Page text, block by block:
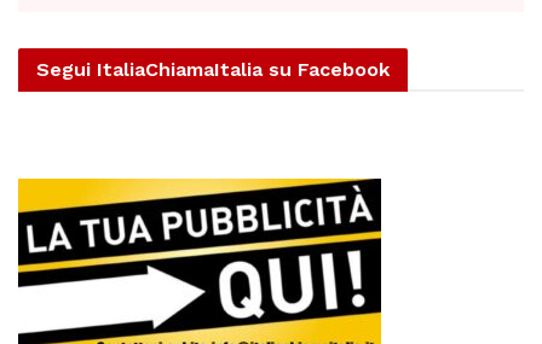
Segui ItaliaChiamaItalia su Facebook